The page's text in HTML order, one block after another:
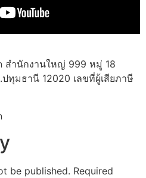
สำนักงานใหญ่ 999 หมู่ 18
ทุมธานี 12020 เลขที่ผู้เสียภาษี
be published. Required